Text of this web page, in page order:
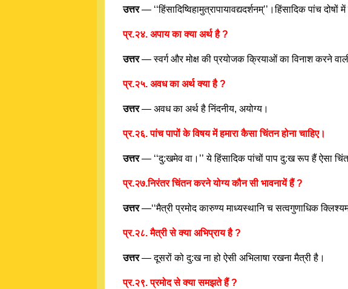
उत्तर— ‘‘हिंसादिष्विहामुत्रापायावद्यदर्शनम्’’।हिंसादिक पांच
प्र.२४. अपाय का क्या अर्थ है ?
उत्तर— स्वर्ग और मोक्ष की प्रयोजक क्रियाओं का विनाश करने
प्र.२५. अवध का अर्थ क्या है ?
उत्तर— अवध का अर्थ है निंदनीय, अयोग्य।
प्र.२६. पांच पापों के विषय में हमारा कैसा चिंतन होना चाहिए।
उत्तर— ‘‘दु:खमेव वा।’’ ये हिंसादिक पांचों पाप दु:ख रूप हैं ऐसा
प्र.२७.निरंतर चिंतन करने योग्य कौन सी भावनायें हैं ?
उत्तर—‘‘मैत्री प्रमोद कारुण्य माध्यस्थानि च सत्वगुणाधिक
प्र.२८. मैत्री से क्या अभिप्राय है ?
उत्तर— दूसरों को दु:ख ना हो ऐसी अभिलाषा रखना मैत्री है।
प्र.२९. प्रमोद से क्या समझते हैं ?